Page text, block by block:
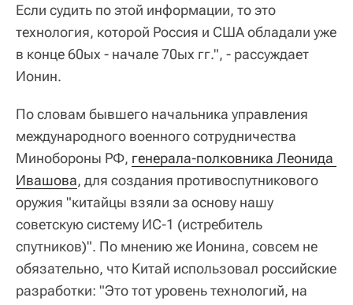
Если судить по этой информации, то это
технология, которой Россия и США обладали уже
в конце 60ых - начале 70ых гг.", - рассуждает
Ионин.
По словам бывшего начальника управления
международного военного сотрудничества
Минобороны РФ, генерала-полковника Леонида
Ивашова, для создания противоспутникового
оружия "китайцы взяли за основу нашу
советскую систему ИС-1 (истребитель
спутников)". По мнению же Ионина, совсем не
обязательно, что Китай использовал российские
разработки: "Это тот уровень технологий, на